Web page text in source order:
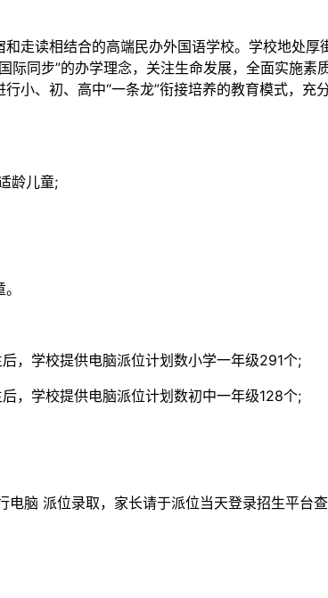
走读相结合的高端民办外国语学校。学校地处厚
同步”的办学理念，关注生命发展，全面实施素
小、初、高中“一条龙”衔接培养的教育模式，充
龄儿童;
，学校提供电脑派位计划数小学一年级291个;
，学校提供电脑派位计划数初中一年级128个;
脑 派位录取，家长请于派位当天登录招生平台查